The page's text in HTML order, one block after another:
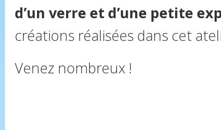
d’un verre et d’une petite
créations réalisées dans cet
Venez nombreux !